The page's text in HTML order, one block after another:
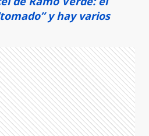
y hay varios